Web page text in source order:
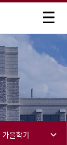
가을학기